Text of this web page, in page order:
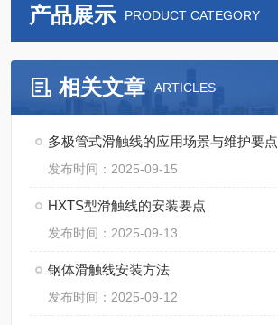
产品展示 PRODUCT CATEGORY
相关文章 ARTICLES
多极管式滑触线的应用场景与维护要点
发布时间：2025-09-15
HXTS型滑触线的安装要点
发布时间：2025-09-13
钢体滑触线安装方法
发布时间：2025-09-12